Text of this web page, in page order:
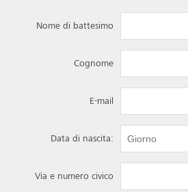
Nome di battesimo
Cognome
E-mail
Data di nascita:
Via e numero civico